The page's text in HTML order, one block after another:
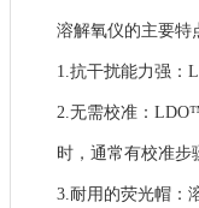
溶解氧仪的主要特
1.抗干扰能力强：
2.无需校准：
时，通常有校准步
3.耐用的荧光帽：